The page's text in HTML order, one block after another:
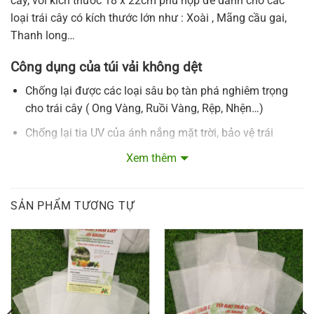
loại trái cây có kích thước lớn như : Xoài , Mãng cầu gai,
Thanh long…
Công dụng của túi vải không dệt
Chống lại được các loại sâu bọ tàn phá nghiêm trọng
cho trái cây ( Ong Vàng, Ruồi Vàng, Rệp, Nhện…)
Chống lại tia UV của ánh nắng mặt trời, bảo vệ trái
quả.
Với chất liệu không dệt, dai dẳng, có thể sử dụng được
lâu.
Quy cách, kích thước
Xem thêm
SẢN PHẨM TƯƠNG TỰ